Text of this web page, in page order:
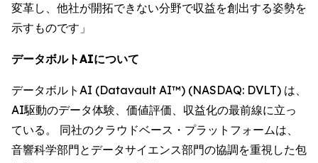
変革し、他社が開拓できない分野で収益を創出する姿勢を
示すものです」
データボルトAIについて
データボルトAI (Datavault AI™) (NASDAQ: DVLT) は、
AI駆動のデータ体験、価値評価、収益化の最前線に立っ
ている。 同社のクラウドベース・プラットフォームは、
音響科学部門とデータサイエンス部門の協調を重視した包